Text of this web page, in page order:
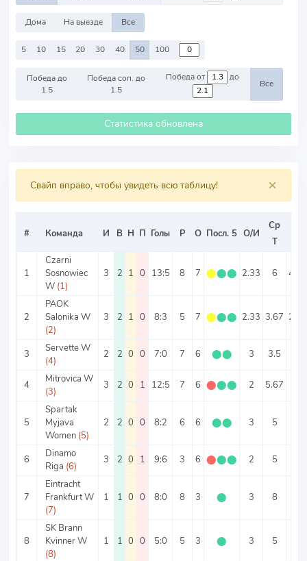
Дома На выезде Все
5 10 15 20 30 40 50 100
Победа до
1.5
Победа соп. до
1.5
Победа от до
Все
Статистика обновлена
×
Свайп вправо, чтобы увидеть всю таблицу!
# Команда И В Н П Голы Р О Посл. 5 О/И
Ср
Т
1
Czarni
Sosnowiec
W (1)
3 2 1 0 13:5 8 7 ⬤⬤⬤ 2.33 6 4.33
2
PAOK
Salonika W
(2)
3 2 1 0 8:3 5 7 ⬤⬤⬤ 2.33 3.67 2.67
3
Servette W
(4)
2 2 0 0 7:0 7 6 ⬤⬤ 3 3.5
4
Mitrovica W
(3)
3 2 0 1 12:5 7 6 ⬤⬤⬤ 2 5.67
5
Spartak
Myjava
Women (5)
2 2 0 0 8:2 6 6 ⬤⬤ 3 5
6
Dinamo
Riga (6)
3 2 0 1 9:6 3 6 ⬤⬤⬤ 2 5
7
Eintracht
Frankfurt W
(7)
1 1 0 0 8:0 8 3 ⬤ 3 8
8
SK Brann
Kvinner W
(8)
1 1 0 0 5:0 5 3 ⬤ 3 5